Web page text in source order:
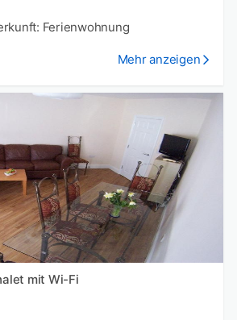
Ferienwohnung
Mehr anzeigen
mit Wi-Fi